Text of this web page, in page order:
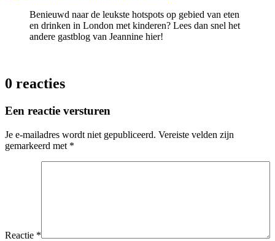
Benieuwd naar de leukste hotspots op gebied van eten
en drinken in London met kinderen? Lees dan snel het
andere gastblog van Jeannine hier!
0 reacties
Een reactie versturen
Je e-mailadres wordt niet gepubliceerd. Vereiste velden zijn
gemarkeerd met *
Reactie *